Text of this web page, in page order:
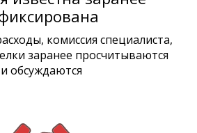
комиссия специалиста,
заранее просчитываются
и обсуждаются